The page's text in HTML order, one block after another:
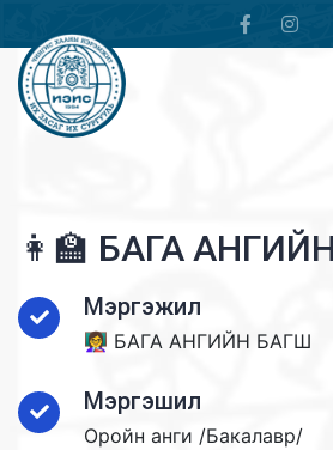
👩‍🏫 БАГА
Мэргэжил
👩‍🏫 БАГА АНГИЙН БАГШ
Мэргэшил
Оройн анги /Бакалавр/